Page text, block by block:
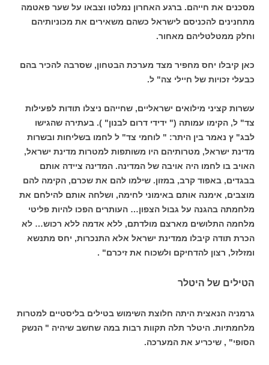
מסכנים את חייהם. ברגע האחרון נמלטו וצבאו על שער פאטמה
מתחנינים להכניסם לישראל כשהם משאירים את מכוניותיהם
וחלק ממטלטליהם מאחור.
כאן קיבלו יחס מחפיר מצד מערכת הבטחון, שסרבה להכיר בהם
כבעלי זכויות של חיילי צה" ל.
עשרות קציני מילואים ישראליים, שחייהם ניצלו תודות לפעילות
צד" ל, הקימו עמותה (" ידידי דרום לבנון" ). בעתירה שהגישו
לבג" ץ נאמר בין היתר: " לוחמי צד" ל לחמו בשליחות ובשרות
מדינת ישראל, מטרותיהם היו משותפות למטרות מדינת ישראל,
האויב בו לחמו היה אויבה של המדינה. המדינה ציידה אותם
בבגדים, באפוד קרב, במזון. שילמו להם את שכרם, הקימה להם
מוצבים, אימנה אותם באימוני לחימה, ושלחה אותם להילחם את
מלחמתה בהגנה על גבול הצפון… העותרים הפכו להיות פליטי
מלחמה התלושים מארצם מולדתם, ללא אדמה ללא רכוש… לא
הכרת תודה קיבלו ממדינת ישראל אלא התנכרות, יחס מתנשא
ומזלזל, רצון להדחיקם ולשכוח את זיכרם" .
הטילים של היטלר
גרמניה הנאצית היתה חלוצת השימוש בטילים בליסטיים למטרות
מלחמתיות. היטלר תלה תקוות רבות במה שחשב שיהיה " הנשק
הסופי" , שיכריע את המערכה.